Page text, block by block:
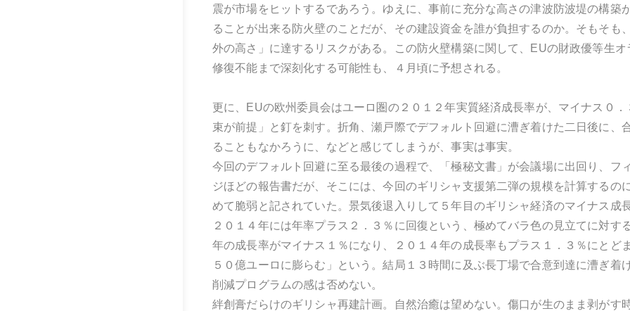
震が市場をヒットするであろう。ゆえに、事前に充分な高さの津波防波堤の構
ることが出来る防火壁のことだが、その建設資金を誰が負担するのか。そもそ
外の高さ」に達するリスクがある。この防火壁構築に関して、EUの財政優等生
修復不能まで深刻化する可能性も、４月頃に予想される。
更に、EUの欧州委員会はユーロ圏の２０１２年実質経済成長率が、マイナス０
束が前提」と釘を刺す。折角、瀬戸際でデフォルト回避に漕ぎ着けた二日後に
ることもなかろうに、などと感じてしまうが、事実は事実。
今回のデフォルト回避に至る最後の過程で、「極秘文書」が会議場に出回り、フ
ジほどの報告書だが、そこには、今回のギリシャ支援第二弾の規模を計算する
めて脆弱と記されていた。景気後退入りして５年目のギリシャ経済のマイナス成
２０１４年には年率プラス２．３％に回復という、極めてバラ色の見立てに対
年の成長率がマイナス１％になり、２０１４年の成長率もプラス１．３％にとど
５０億ユーロに膨らむ」という。結局１３時間に及ぶ長丁場で合意到達に漕ぎ
削減プログラムの感は否めない。
絆創膏だらけのギリシャ再建計画。自然治癒は望めない。傷口が生のまま剥がす